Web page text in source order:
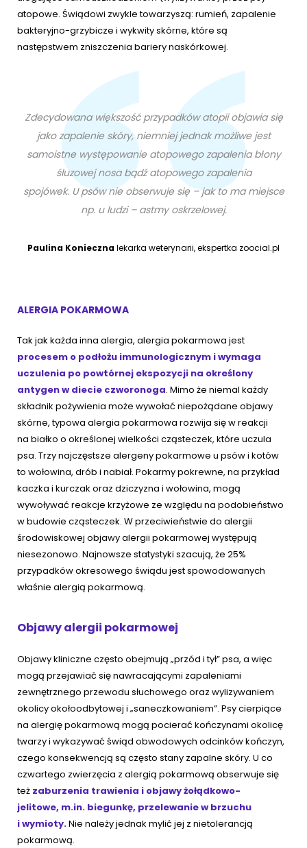
atopowe. Świądowi zwykle towarzyszą: rumień, zapalenie
bakteryjno-grzybicze i wykwity skórne, które są
następstwem zniszczenia bariery naskórkowej.
Zdecydowana większość przypadków atopii objawia się
jako zapalenie skóry, niemniej jednak możliwe jest
samoistne występowanie atopowego zapalenia błony
śluzowej nosa bądź atopowego zapalenia
spojówek. U psów nie obserwuje się – jak to ma miejsce
np. u ludzi – astmy oskrzelowej.
Paulina Koniecznalekarka weterynarii, ekspertka zoocial.pl
ALERGIA POKARMOWA
Tak jak każda inna alergia, alergia pokarmowa jest
procesem o podłożu immunologicznym i wymaga
uczulenia po powtórnej ekspozycji na określony
antygen w diecie czworonoga. Mimo że niemal każdy
składnik pożywienia może wywołać niepożądane objawy
skórne, typowa alergia pokarmowa rozwija się w reakcji
na białko o określonej wielkości cząsteczek, które uczula
psa. Trzy najczęstsze alergeny pokarmowe u psów i kotów
to wołowina, drób i nabiał. Pokarmy pokrewne, na przykład
kaczka i kurczak oraz dziczyzna i wołowina, mogą
wywoływać reakcje krzyżowe ze względu na podobieństwo
w budowie cząsteczek. W przeciwieństwie do alergii
środowiskowej objawy alergii pokarmowej występują
niesezonowo. Najnowsze statystyki szacują, że 25%
przypadków okresowego świądu jest spowodowanych
właśnie alergią pokarmową.
Objawy alergii pokarmowej
Objawy kliniczne często obejmują „przód i tył” psa, a więc
mogą przejawiać się nawracającymi zapaleniami
zewnętrznego przewodu słuchowego oraz wylizywaniem
okolicy okołoodbytowej i „saneczkowaniem”. Psy cierpiące
na alergię pokarmową mogą pocierać kończynami okolicę
twarzy i wykazywać świąd obwodowych odcinków kończyn,
czego konsekwencją są często stany zapalne skóry. U co
czwartego zwierzęcia z alergią pokarmową obserwuje się
też zaburzenia trawienia i objawy żołądkowo-
jelitowe, m.in. biegunkę, przelewanie w brzuchu
i wymioty.Nie należy jednak mylić jej z nietolerancją
pokarmową.